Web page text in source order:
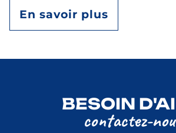
En savoir plus
BESOIN
contactez-